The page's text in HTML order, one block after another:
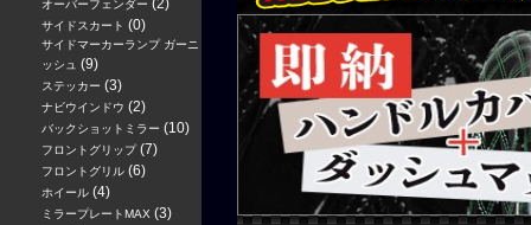
オーバーフェンダー (2)
サイドスカート (0)
サイドマーカーランプ ガーニ
ッシュ (9)
ステッカー (3)
ナビウインドウ (2)
バックショットミラー (10)
フロントグリップ(7)
フロントグリル (6)
ホイール (4)
ミラープレートMAX (3)